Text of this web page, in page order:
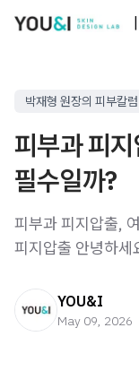
박재형 원장의 피부칼럼
피부과 피
필수일까?
피부과 피지압출,
피지압출 안녕하세
YOU&I
May 09, 2026